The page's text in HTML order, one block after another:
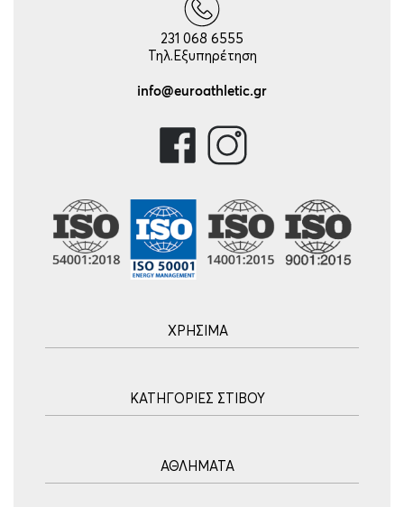
231 068 6555
Τηλ.Εξυπηρέτηση
info@euroathletic.gr
ΧΡΗΣΙΜΑ
Τρόποι Πληρωμής
ΚΑΤΗΓΟΡΙΕΣ ΣΤΙΒΟΥ
ΑΘΛΗΜΑΤΑ